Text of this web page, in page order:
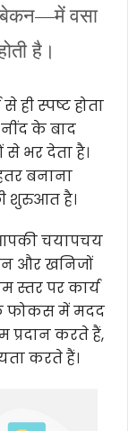
वसा
है।
ही स्पष्ट होता
के बाद
भर देता है।
बनाना
शुरुआत है।
चयापचय
और खनिजों
स्तर पर कार्य
फोकस में मदद
करते हैं,
करते हैं।